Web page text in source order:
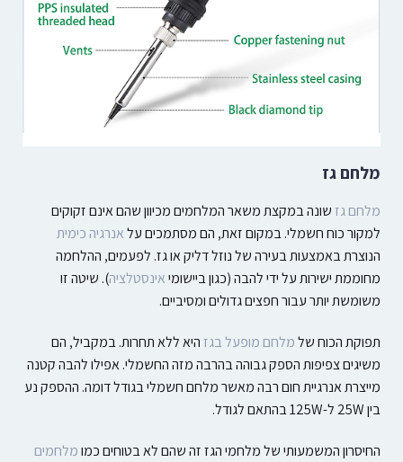
מלחם גז
מלחם גזשונה במקצת משאר המלחמים מכיוון שהם אינם זקוקים
למקור כוח חשמלי. במקום זאת, הם מסתמכים עלאנרגיה כימית
הנוצרת באמצעות בעירה של נוזל דליק או גז. לפעמים, ההלחמה
מחוממת ישירות על ידי להבה (כגון ביישומיאינסטלציה). שיטה זו
משומשת יותר עבור חפצים גדולים ומסיביים.
תפוקת הכוח שלמלחם מופעל בגזהיא ללא תחרות. במקביל, הם
משיגים צפיפות הספק גבוהה בהרבה מזה החשמלי. אפילו להבה קטנה
מייצרת אנרגיית חום רבה מאשר מלחם חשמלי בגודל דומה. ההספק נע
בין 25W ל-125W בהתאם לגודל.
החיסרון המשמעותי של מלחמי הגז זה שהם לא בטוחים כמומלחמים